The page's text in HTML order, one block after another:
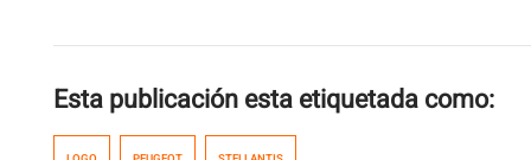
Esta publicación esta etiquetada como: